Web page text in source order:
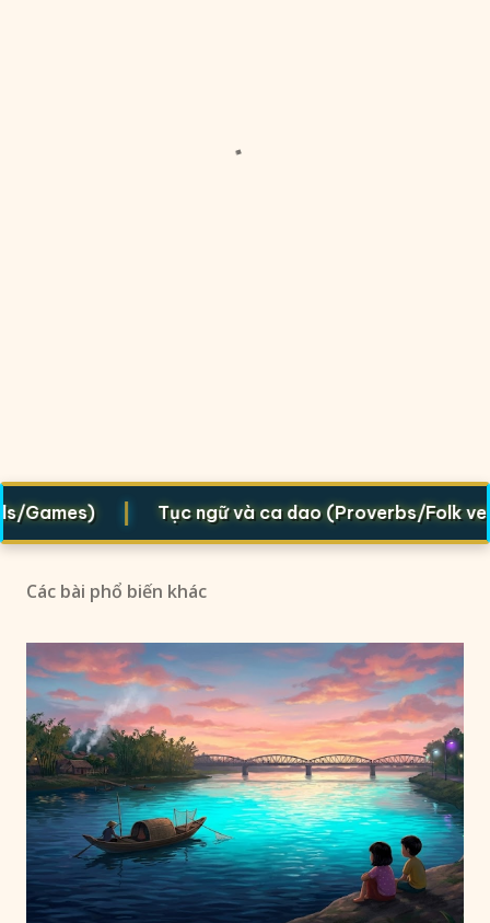
| Tục ngữ và ca dao (Proverbs/Folk verses)
Các bài phổ biến khác